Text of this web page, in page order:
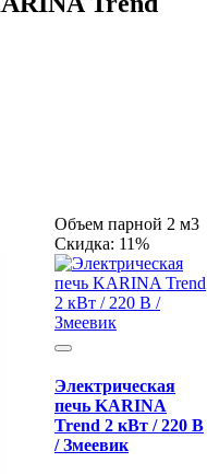
Объем парной 2 м3
Скидка: 11%
Электрическая
печь KARINA
Trend 2 кВт / 220 В
/ Змеевик